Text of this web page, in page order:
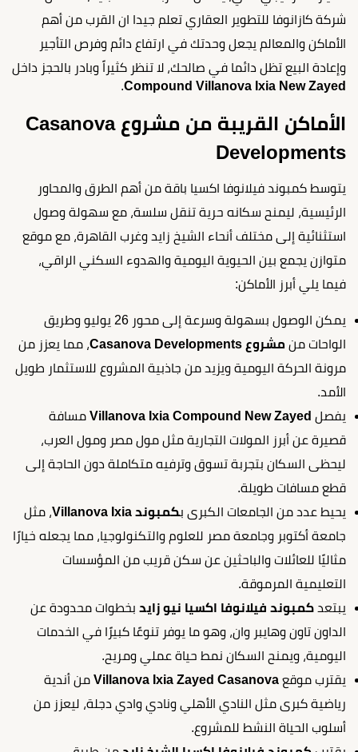
شركة كازانوفا للتطوير العقاري تعلم جيدا ان القرب من أهم
الأماكن والمعالم يجعل وحدتك في ارتفاع دائم وفرص التأجير
وإعادة البيع تظل دائما في صالحك، لا تنظر كثيراً وبادر بالحجز داخل
Compound Villanova Ixia New Zayed
.
الأماكن القريبة من مشروع Casanova
Developments
يتوسط كمبوند فيلانوفا اكسيا باقة من أهم الطرق والمحاور
الرئيسية، ليمنح سكانه حرية تنقل سلسة، مع سهولة وصول
استثنائية إلى مختلف أنحاء الشيخ زايد وغرب القاهرة، مع موقع
متوازن يجمع بين الحيوية اليومية والهدوء السكني الراقي،
فيما يلي أبرز الأماكن:
يمكن الوصول بسهولة وسرعة إلى محور 26 يوليو وطريق
الواحات من مشروع Casanova Developments
، مما يعزز من
مرونة الحركة اليومية ويزيد من جاذبية المشروع للاستثمار طويل
الأمد.
يفصل Villanova Ixia Compound New Zayed مسافة
قصيرة عن أبرز المولات التجارية مثل مول مصر ومول العرب،
ليحظى السكان بتجربة تسوق وترفيه متكاملة دون الحاجة إلى
قطع مسافات طويلة.
يحيط عدد من الجامعات الكبرى بكمبوند Villanova Ixia
، مثل
جامعة أكتوبر وجامعة مصر للعلوم والتكنولوجيا، مما يجعله خيارًا
مثاليًا للعائلات والباحثين عن سكن قريب من المؤسسات
التعليمية المرموقة.
يبتعد كمبوند فيلانوفا اكسيا نيو زايد بخطوات محدودة عن
الداون تاون وهايبر وان، وهو ما يوفر تنوعًا كبيرًا في الخدمات
اليومية، ويمنح السكان نمط حياة عملي ومريح.
يقترب موقع Villanova Ixia Zayed Casanova من أندية
رياضية كبرى مثل النادي الأهلي ونادي وادي دجلة، ليعزز من
أسلوب الحياة النشط للمشروع.